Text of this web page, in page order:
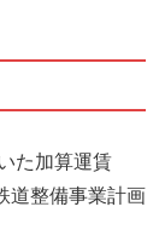
た加算運賃
道整備事業計画